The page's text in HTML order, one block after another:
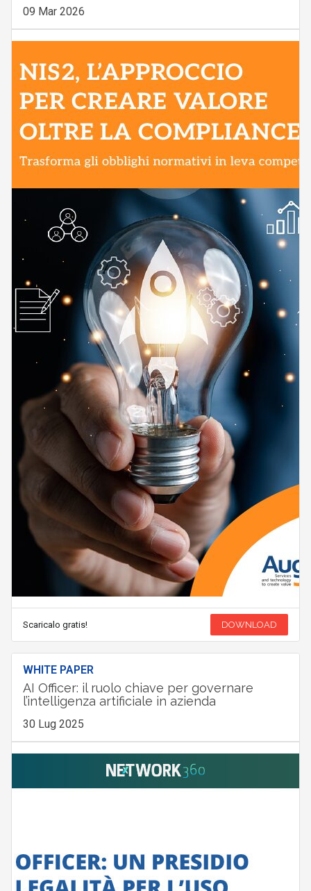
09 Mar 2026
Scaricalo gratis! DOWNLOAD
WHITE PAPER
AI Officer: il ruolo chiave per governare
l’intelligenza artificiale in azienda
30 Lug 2025